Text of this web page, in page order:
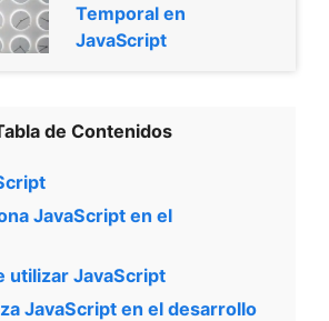
Temporal en
JavaScript
de Contenidos
JavaScript en el
utilizar JavaScript
JavaScript en el desarrollo